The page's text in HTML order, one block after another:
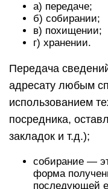
а) передаче;
б) собирании;
в) похищении;
г) хранении.
Передача
адресату любым
использованием
посредника,
закладок и т.д.);
собирание —
форма
последующей